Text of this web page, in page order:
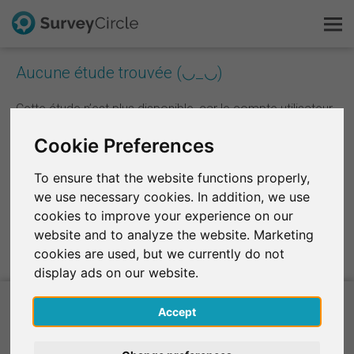
Cookie Preferences
To ensure that the website functions properly,
we use necessary cookies. In addition, we use
cookies to improve your experience on our
website and to analyze the website. Marketing
cookies are used, but we currently do not
display ads on our website.
Accept
Aucune étude trouvée (◡_◡)
Cette étude n’est plus disponible, car le compte utilisateur
Vers le Survey Ranking
Projets de recherche actuels à
FAQ
S'inscrire gratuitement
English